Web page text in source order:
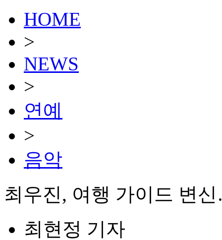
HOME
>
NEWS
>
연예
>
음악
최우진, 여행 가이드 변
최현정 기자